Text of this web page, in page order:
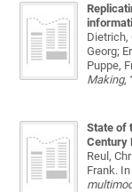
Dietrich,
Georg;
Puppe,
Making,
State of
Century
Reul,
Frank. In